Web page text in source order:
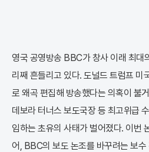
영국 공영방송 BBC가 창사 이래 최대
리째 흔들리고 있다. 도널드 트럼프 미
로 왜곡 편집해 방송했다는 의혹이 불
데보라 터너스 보도국장 등 최고위급
임하는 초유의 사태가 벌어졌다. 이번
어, BBC의 보도 논조를 바꾸려는 보